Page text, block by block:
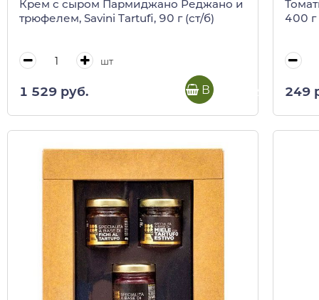
Крем с сыром Пармиджано Реджано и
трюфелем, Savini Tartufi, 90 г (ст/б)
шт
1 529 руб. В корзину
400 г
249